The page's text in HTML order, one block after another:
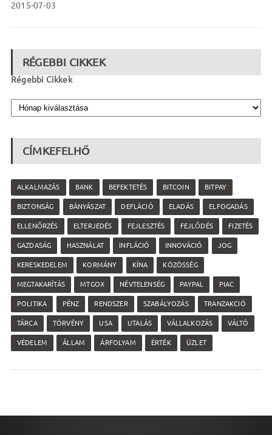
2015-07-03
RÉGEBBI CIKKEK
Régebbi Cikkek
CÍMKEFELHŐ
ALKALMAZÁS BANK BEFEKTETÉS BITCOIN BITPAY
BIZTONSÁG BÁNYÁSZAT DEFLÁCIÓ ELADÁS ELFOGADÁS
ELLENŐRZÉS ELTERJEDÉS FEJLESZTÉS FEJLŐDÉS FIZETÉS
GAZDASÁG HASZNÁLAT INFLÁCIÓ INNOVÁCIÓ JOG
KERESKEDELEM KORMÁNY KÍNA KÖZÖSSÉG
MEGTAKARÍTÁS MTGOX NÉVTELENSÉG PAYPAL PIAC
POLITIKA PÉNZ RENDSZER SZABÁLYOZÁS TRANZAKCIÓ
TÁRCA TÖRVÉNY USA UTALÁS VÁLLALKOZÁS VÁLTÓ
VÉDELEM ÁLLAM ÁRFOLYAM ÉRTÉK ÜZLET